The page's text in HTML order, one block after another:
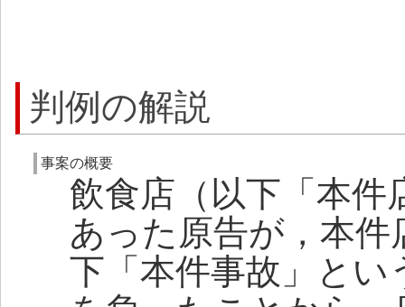
判例の解説
事案の概要
飲食店（以下「本件
あった原告が，本
下「本件事故」とい